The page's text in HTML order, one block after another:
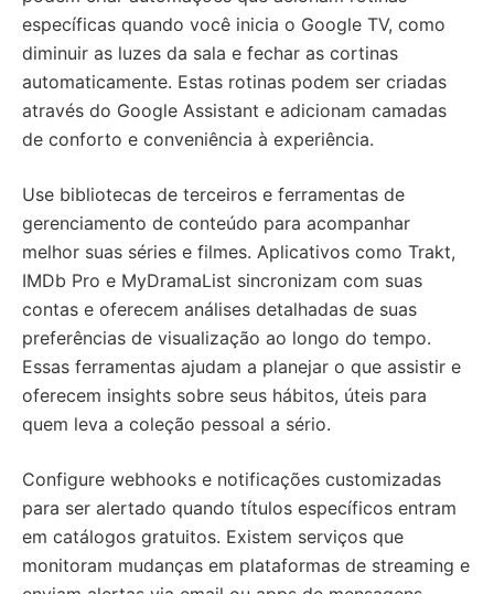
específicas quando você inicia o Google TV, como
diminuir as luzes da sala e fechar as cortinas
automaticamente. Estas rotinas podem ser criadas
através do Google Assistant e adicionam camadas
de conforto e conveniência à experiência.
Use bibliotecas de terceiros e ferramentas de
gerenciamento de conteúdo para acompanhar
melhor suas séries e filmes. Aplicativos como Trakt,
IMDb Pro e MyDramaList sincronizam com suas
contas e oferecem análises detalhadas de suas
preferências de visualização ao longo do tempo.
Essas ferramentas ajudam a planejar o que assistir e
oferecem insights sobre seus hábitos, úteis para
quem leva a coleção pessoal a sério.
Configure webhooks e notificações customizadas
para ser alertado quando títulos específicos entram
em catálogos gratuitos. Existem serviços que
monitoram mudanças em plataformas de streaming e